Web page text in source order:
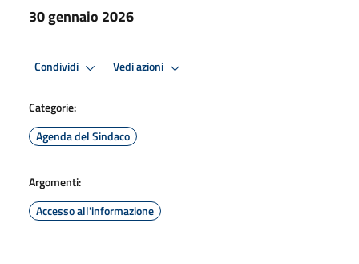
30 gennaio 2026
Condividi Vedi azioni
Categorie:
Agenda del Sindaco
Argomenti:
Accesso all'informazione